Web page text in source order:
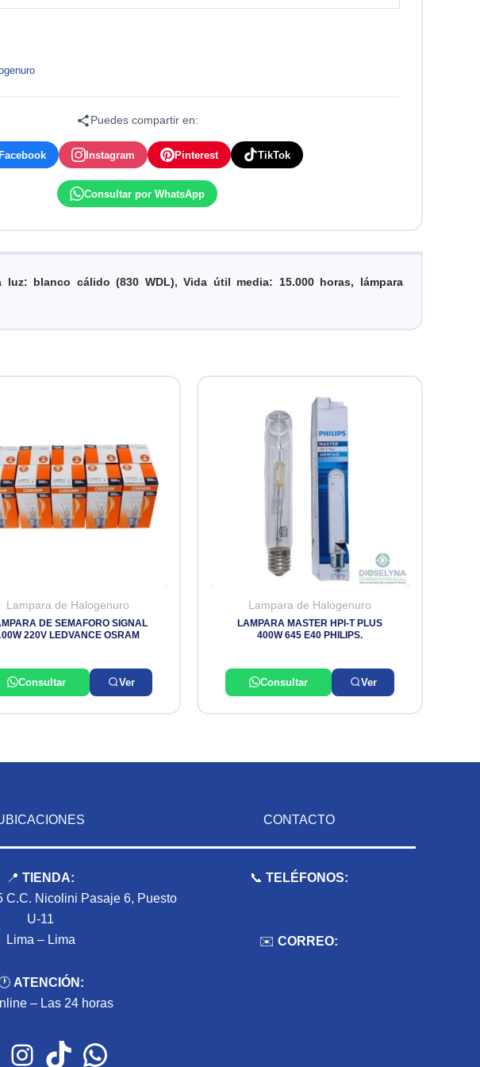
Puedes compartir en:
Instagram Pinterest TikTok
Consultar por WhatsApp
luz: blanco cálido (830 WDL), Vida útil media: 15.000 horas, lámpara
Lampara de Halogenuro
DE SEMAFORO SIGNAL
220V LEDVANCE OSRAM
Consultar Ver
Lampara de Halogenuro
LAMPARA MASTER HPI-T PLUS
400W 645 E40 PHILIPS.
Consultar Ver
📍TIENDA:
C.C. Nicolini Pasaje 6, Puesto
U-11
Lima – Lima
ATENCIÓN:
– Las 24 horas
Instagram TikTok WhatsApp
CONTACTO
📞 TELÉFONOS:
✉️CORREO: